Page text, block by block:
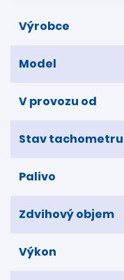
Výrobce
Model
V provozu od
Stav tachometru
Palivo
Zdvihový objem
Výkon